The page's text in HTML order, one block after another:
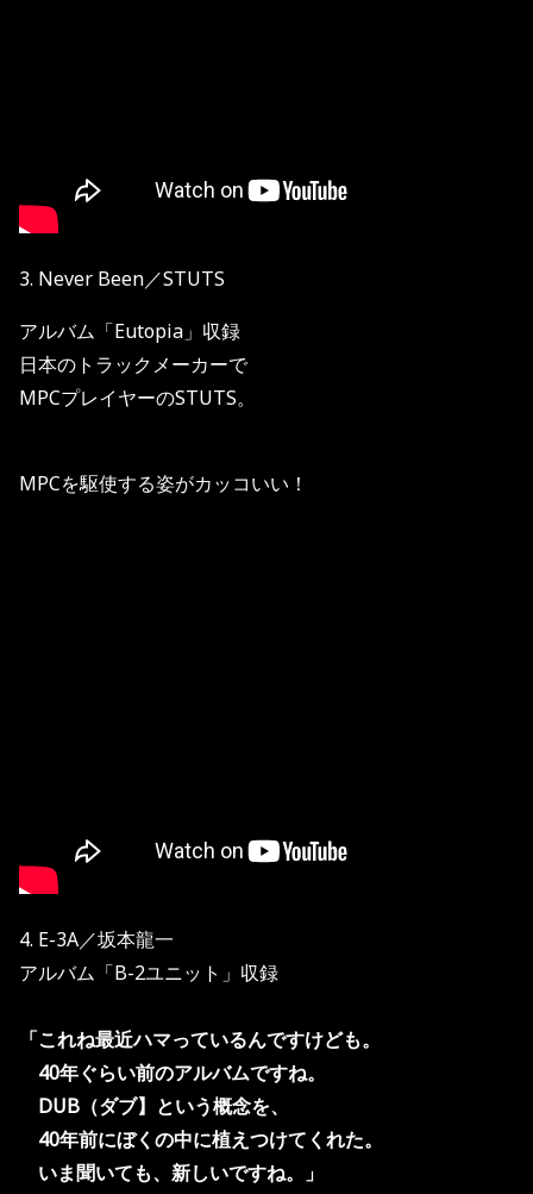
3. Never Been／STUTS
アルバム「Eutopia」収録
日本のトラックメーカーで
MPCプレイヤーのSTUTS。
MPCを駆使する姿がカッコいい！
4. E-3A／坂本龍一
アルバム「B-2ユニット」収録
「これね最近ハマっているんですけども。
40年ぐらい前のアルバムですね。
DUB（ダブ】という概念を、
40年前にぼくの中に植えつけてくれた。
いま聞いても、新しいですね。」